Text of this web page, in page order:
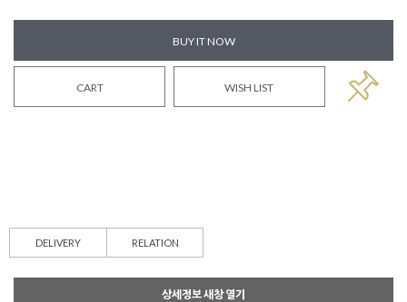
BUY IT NOW
CART WISH LIST
DELIVERY RELATION
상세정보 새창 열기